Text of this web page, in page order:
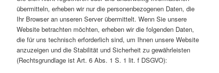
übermitteln, erheben wir nur die personenbezogenen Daten, die
Ihr Browser an unseren Server übermittelt. Wenn Sie unsere
Website betrachten möchten, erheben wir die folgenden Daten,
die für uns technisch erforderlich sind, um Ihnen unsere Website
anzuzeigen und die Stabilität und Sicherheit zu gewährleisten
(Rechtsgrundlage ist Art. 6 Abs. 1 S. 1 lit. f DSGVO):